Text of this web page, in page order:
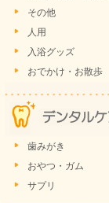
その他
人用
入浴グッズ
おでかけ・お散歩
歯みがき
おやつ・ガム
サプリ